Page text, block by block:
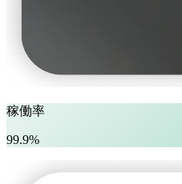
稼働率
99.9%